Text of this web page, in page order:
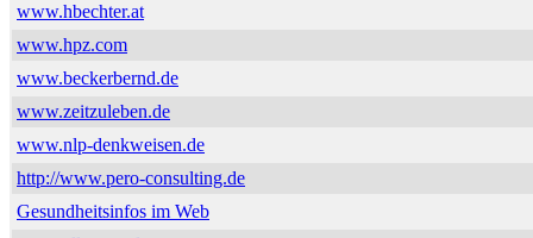
www.hbechter.at
www.hpz.com
www.beckerbernd.de
www.zeitzuleben.de
www.nlp-denkweisen.de
http://www.pero-consulting.de
Gesundheitsinfos im Web